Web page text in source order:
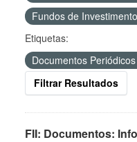
Fundos de Investimento
Etiquetas:
Documentos
Filtrar Resultados
FII: Documentos: